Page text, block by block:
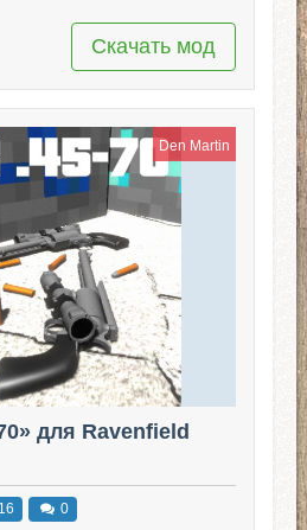
Скачать мод
Den Martin
для Ravenfield
0